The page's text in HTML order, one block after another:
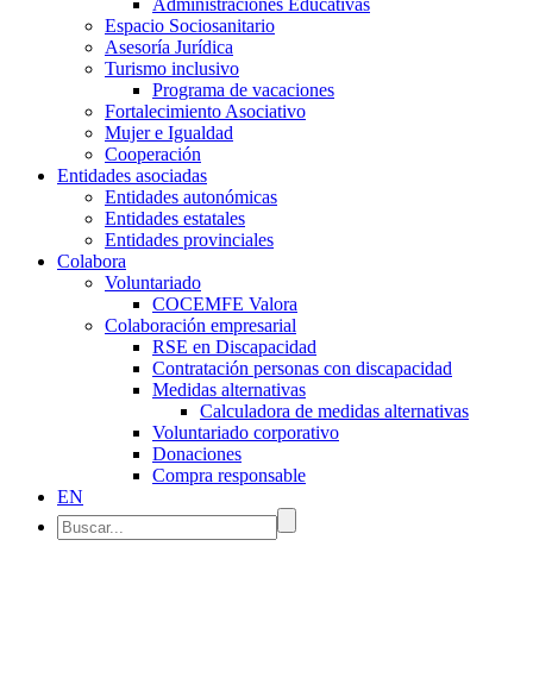
Administraciones Educativas
Espacio Sociosanitario
Asesoría Jurídica
Turismo inclusivo
Programa de vacaciones
Fortalecimiento Asociativo
Mujer e Igualdad
Cooperación
Entidades asociadas
Entidades autonómicas
Entidades estatales
Entidades provinciales
Colabora
Voluntariado
COCEMFE Valora
Colaboración empresarial
RSE en Discapacidad
Contratación personas con discapacidad
Medidas alternativas
Calculadora de medidas alternativas
Voluntariado corporativo
Donaciones
Compra responsable
EN